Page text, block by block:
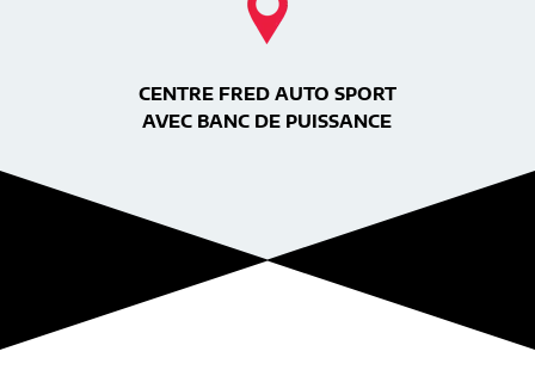
CENTRE FRED AUTO SPORT
AVEC BANC DE PUISSANCE